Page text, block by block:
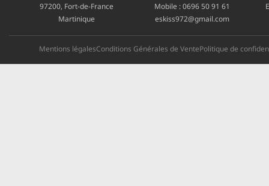
97200, Fort-de-France
Martinique
Mobile :0696 50 91 61
eskiss972@gmail.com
Mentions légalesConditions Générales de VentePolitique de